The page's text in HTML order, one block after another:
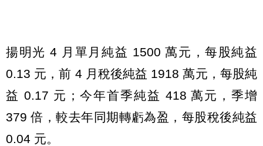
揚明光 4 月單月純益 1500 萬元，每股純益
0.13 元，前 4 月稅後純益 1918 萬元，每股純
益 0.17 元；今年首季純益 418 萬元，季增
379 倍，較去年同期轉虧為盈，每股稅後純益
0.04 元。